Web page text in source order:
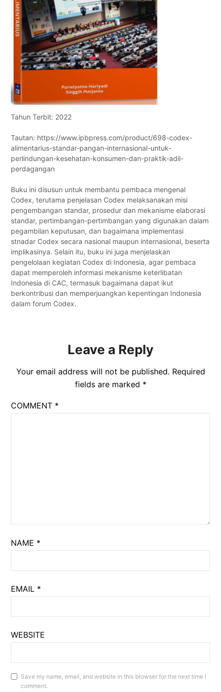
Tahun Terbit: 2022
Tautan: https://www.ipbpress.com/product/698-codex-
alimentarius-standar-pangan-internasional-untuk-
perlindungan-kesehatan-konsumen-dan-praktik-adil-
perdagangan
Buku ini disusun untuk membantu pembaca mengenal
Codex, terutama penjelasan Codex melaksanakan misi
pengembangan standar, prosedur dan mekanisme elaborasi
standar, pertimbangan-pertimbangan yang digunakan dalam
pegambilan keputusan, dan bagaimana implementasi
stnadar Codex secara nasional maupun internasional, beserta
implikasinya. Selain itu, buku ini juga menjelaskan
pengelolaan kegiatan Codex di Indonesia, agar pembaca
dapat memperoleh informasi mekanisme keterlibatan
Indonesia di CAC, termasuk bagaimana dapat ikut
berkontribusi dan memperjuangkan kepentingan Indonesia
dalam forum Codex.
Leave a Reply
Your email address will not be published. Required
fields are marked *
COMMENT *
NAME *
EMAIL *
WEBSITE
Save my name, email, and website in this browser for the next time I
comment.